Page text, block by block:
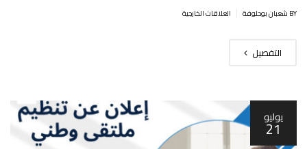
BY شعبان بوحلوفة العلاقات الخارجية
التفصيل
يوليو
21